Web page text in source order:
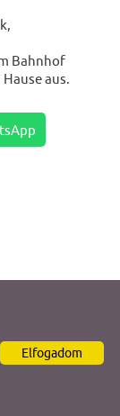
Bahnhof
aus.
l
Elfogadom